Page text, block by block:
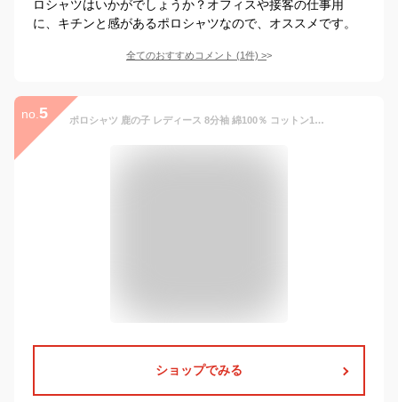
ロシャツはいかがでしょうか？オフィスや接客の仕事用
に、キチンと感があるポロシャツなので、オススメです。
全てのおすすめコメント (1件) >
no. 5 ポロシャツ 鹿の子 レディース 8分袖 綿100％ コットン100％ トップス シンプル カジュアル ビジネス 仕事 シンプル 無地 スポーツ マゼンタ ネイビー 紺色 オフホワイト 白色 ギフト プレゼント
ショップでみる